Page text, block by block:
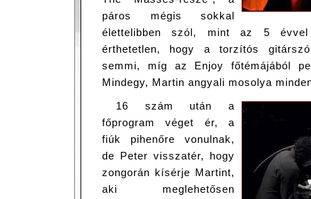
páros mégis sokkal
élettelibben szól, mint az 5
érthetetlen, hogy a torzítós
semmi, míg az Enjoy főtémájából
Mindegy, Martin angyali mosolya
16 szám után a
főprogram véget ér, a
fiúk pihenőre vonulnak,
de Peter visszatér, hogy
zongorán kísérje Martint,
aki meglehetősen